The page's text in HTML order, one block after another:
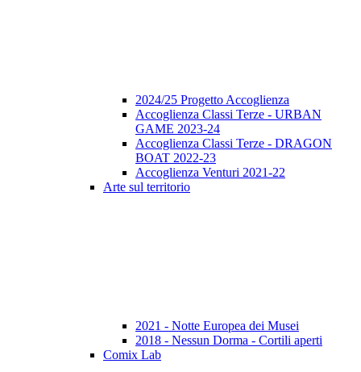
2024/25 Progetto Accoglienza
Accoglienza Classi Terze - URBAN
GAME 2023-24
Accoglienza Classi Terze - DRAGON
BOAT 2022-23
Accoglienza Venturi 2021-22
Arte sul territorio
2021 - Notte Europea dei Musei
2018 - Nessun Dorma - Cortili aperti
Comix Lab